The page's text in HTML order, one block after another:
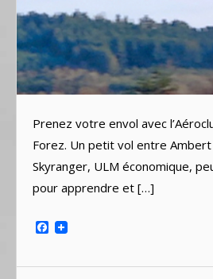
Prenez votre envol avec
Forez. Un petit vol entre
Skyranger, ULM économique,
pour apprendre et […]
Facebook